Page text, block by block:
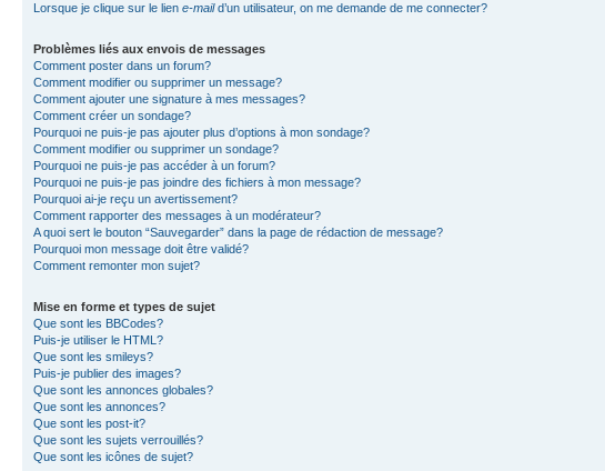
Lorsque je clique sur le lien e-maild’un utilisateur, on me demande de me connecter?
Problèmes liés aux envois de messages
Comment poster dans un forum?
Comment modifier ou supprimer un message?
Comment ajouter une signature à mes messages?
Comment créer un sondage?
Pourquoi ne puis-je pas ajouter plus d’options à mon sondage?
Comment modifier ou supprimer un sondage?
Pourquoi ne puis-je pas accéder à un forum?
Pourquoi ne puis-je pas joindre des fichiers à mon message?
Pourquoi ai-je reçu un avertissement?
Comment rapporter des messages à un modérateur?
A quoi sert le bouton “Sauvegarder” dans la page de rédaction de message?
Pourquoi mon message doit être validé?
Comment remonter mon sujet?
Mise en forme et types de sujet
Que sont les BBCodes?
Puis-je utiliser le HTML?
Que sont les smileys?
Puis-je publier des images?
Que sont les annonces globales?
Que sont les annonces?
Que sont les post-it?
Que sont les sujets verrouillés?
Que sont les icônes de sujet?